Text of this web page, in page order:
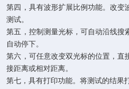
第四，具有波形扩展比例功能。改变
测试。
第五，控制测量光标，可自动沿线搜
自动停下。
第六，可任意改变双光标的位置，直
接距离或相对距离。
第七，具有打印功能。将测试的结果